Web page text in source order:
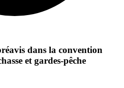
dans la convention
et gardes-pêche